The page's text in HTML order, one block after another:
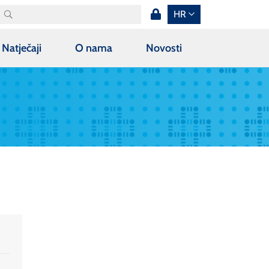
HR
Natječaji O nama Novosti